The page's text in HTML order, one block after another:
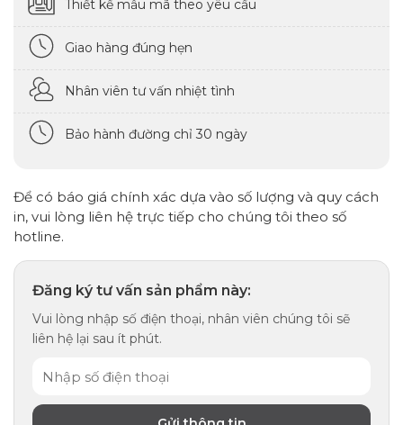
Thiết kế mẫu mã theo yêu cầu
Giao hàng đúng hẹn
Nhân viên tư vấn nhiệt tình
Bảo hành đường chỉ 30 ngày
Để có báo giá chính xác dựa vào số lượng và quy cách
in, vui lòng liên hệ trực tiếp cho chúng tôi theo số
hotline.
Đăng ký tư vấn sản phẩm này:
Vui lòng nhập số điện thoại, nhân viên chúng tôi sẽ
liên hệ lại sau ít phút.